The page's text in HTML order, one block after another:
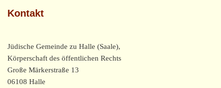
Kontakt
Jüdische Gemeinde zu Halle (Saale),
Körperschaft des öffentlichen Rechts
Große Märkerstraße 13
06108 Halle